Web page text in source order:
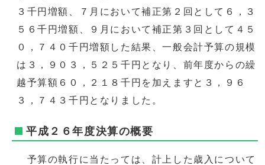
３千円増額、７月において補正第２回として６，３
５６千円増額、９月において補正第３回として４５
０，７４０千円増額した結果、一般会計予算の規模
は３，９０３，５２５千円となり、前年度からの繰
越予算額６０，２１８千円を加えますと３，９６
３，７４３千円となりました。
平成２６年度決算の概要
予算の執行に当たっては、計上した歳入について